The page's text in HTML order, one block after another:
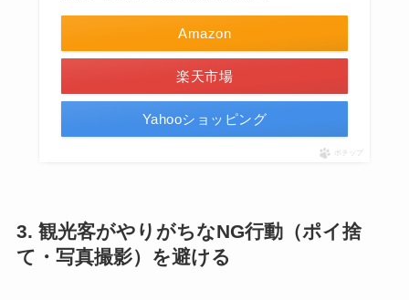
Amazon
楽天市場
Yahooショッピング
ポチップ
3. 観光客がやりがちなNG行動（ポイ捨
て・写真撮影）を避ける